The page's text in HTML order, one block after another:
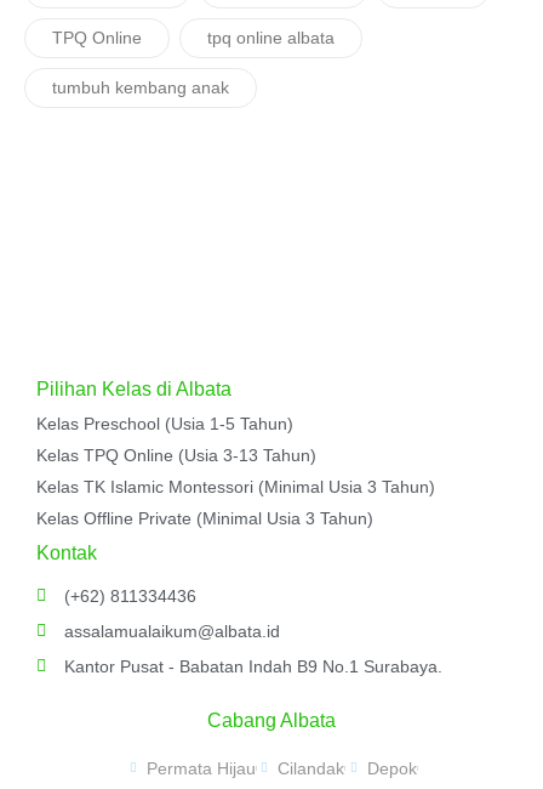
TPQ Online tpq online albata
tumbuh kembang anak
Pilihan Kelas di Albata
Kelas Preschool (Usia 1-5 Tahun)
Kelas TPQ Online (Usia 3-13 Tahun)
Kelas TK Islamic Montessori (Minimal Usia 3 Tahun)
Kelas Offline Private (Minimal Usia 3 Tahun)
Kontak
(+62) 811334436
assalamualaikum@albata.id
Kantor Pusat - Babatan Indah B9 No.1 Surabaya.
Cabang Albata
Permata Hijau Cilandak
Depok